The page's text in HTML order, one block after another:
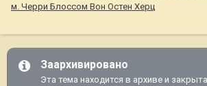
м. Черри Блоссом Вон Остен Херц
Заархивировано
Эта тема находится в архиве и